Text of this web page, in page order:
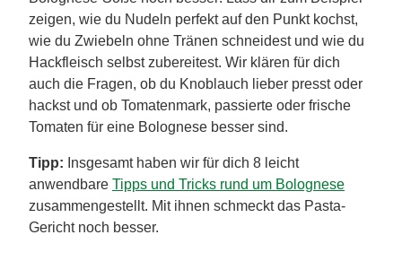
zeigen, wie du Nudeln perfekt auf den Punkt kochst,
wie du Zwiebeln ohne Tränen schneidest und wie du
Hackfleisch selbst zubereitest. Wir klären für dich
auch die Fragen, ob du Knoblauch lieber presst oder
hackst und ob Tomatenmark, passierte oder frische
Tomaten für eine Bolognese besser sind.
Tipp: Insgesamt haben wir für dich 8 leicht
anwendbare Tipps und Tricks rund um Bolognese
zusammengestellt. Mit ihnen schmeckt das Pasta-
Gericht noch besser.